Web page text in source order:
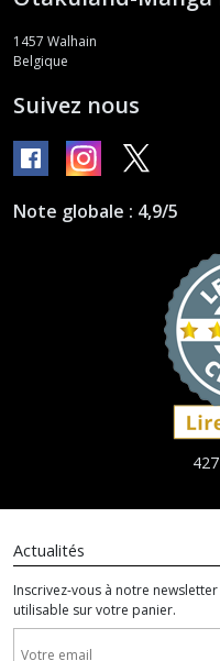
1457 Walhain
Belgique
Suivez nous
Note globale : 4,9/5
Actualités
Inscrivez-vous à notre
utilisable sur votre panier.